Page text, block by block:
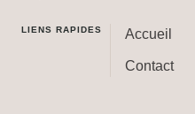
LIENS RAPIDES Accueil
Contact